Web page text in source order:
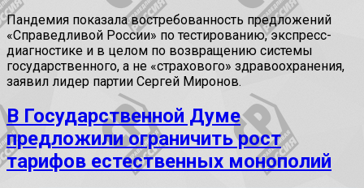
Пандемия показала востребованность предложений
«Справедливой России» по тестированию, экспресс-
диагностике и в целом по возвращению системы
государственного, а не «страхового» здравоохранения,
заявил лидер партии Сергей Миронов.
В Государственной Думе
предложили ограничить рост
тарифов естественных монополий